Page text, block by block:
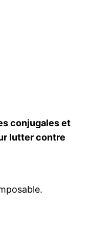
conjugales et
lutter contre